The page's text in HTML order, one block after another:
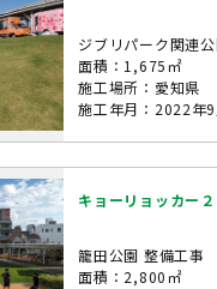
ジブリパーク関連
面積：1,675㎡
施工場所：愛知県
施工年月：2022年9
キョーリョッカー２
籠田公園 整備工事
面積：2,800㎡